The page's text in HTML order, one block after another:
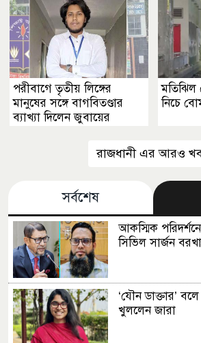
পরীবাগে তৃতীয় লিঙ্গের
মানুষের সঙ্গে বাগবিতণ্ডার
ব্যাখ্যা দিলেন জুবায়ের
মতিঝিল
নিচে
রাজধানী এর আরও
সর্বশেষ
আকস্মিক পরিদর্শনে
সিভিল সার্জন
‘যৌন ডাক্তার’
খুললেন জারা